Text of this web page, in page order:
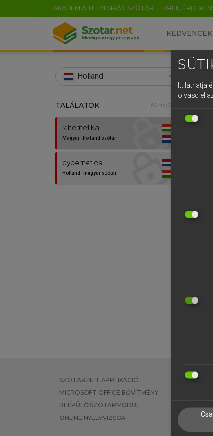
AKADÉMIAI HELYESÍRÁSI SZÓTÁR HÍREK,
KEDVENCEK
Holland
TALÁLATOK 65 ms (2 db)
kibernetika
Magyar−holland szótár
cybernetica
Holland−magyar szótár
SZOTAR.NET APPLIKÁCIÓ
MICROSOFT OFFICE BŐVÍTMÉNY
BEÉPÜLŐ SZÓTÁRMODUL
ONLINE NYELVVIZSGA
EGYÉNI
VÁLLALATI
Itt láthatja
olvasd elEN
0